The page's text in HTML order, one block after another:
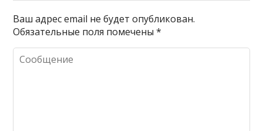
Ваш адрес email не будет опубликован.
Обязательные поля помечены*